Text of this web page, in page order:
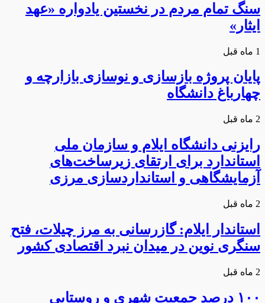
سنگ تمام مردم در نخستین یادواره «عهد
ایثار»
1 ماه قبل
پایان پروژه بازسازی و نوسازی بازارچه و
چهارباغ دانشگاه
2 ماه قبل
رایزنی دانشگاه ایلام و سازمان ملی
استاندارد برای ارتقای زیرساخت‌های
آزمایشگاهی و استانداردسازی مرزی
2 ماه قبل
استاندار ایلام: گازرسانی به مرز چیلات، فتح
سنگری نوین در میدان نبرد اقتصادی کشور
2 ماه قبل
۱۰۰ درصد جمعیت شهری و روستایی